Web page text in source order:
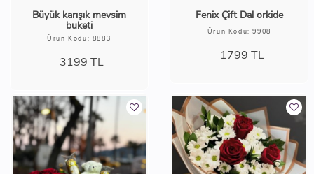
Büyük karışık mevsim
buketi
Ürün Kodu: 8883
3199 TL
Fenix Çift Dal orkide
Ürün Kodu: 9908
1799 TL